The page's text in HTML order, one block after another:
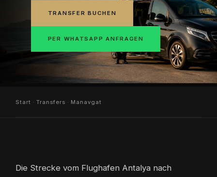
TRANSFER BUCHEN
PER WHATSAPP ANFRAGEN
Start ·Transfers · Manavgat
Die Strecke vom Flughafen Antalya nach